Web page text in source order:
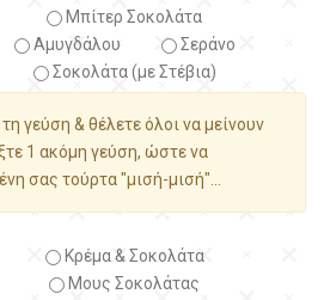
Μπίτερ Σοκολάτα
Αμυγδάλου
Σεράνο
Σοκολάτα (με Στέβια)
γεύση & θέλετε όλοι να μείνουν
1 ακόμη γεύση, ώστε να
σας τούρτα "μισή-μισή"...
Κρέμα & Σοκολάτα
Μους Σοκολάτας